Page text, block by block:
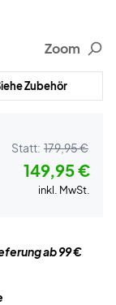
Zoom
Zubehör
Statt: 179,95 €
149,95 €
inkl. MwSt.
ab 99 €